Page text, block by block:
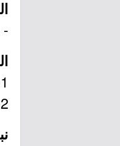
1- درجة البكالوريوس في تخصص (إدارة الأعمال) أو ما يعادلها.
2- خبرة لا تقل عن سنتين في مجال رعاية العملاء.